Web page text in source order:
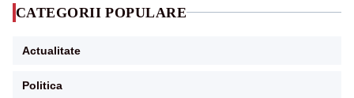
CATEGORII POPULARE
Actualitate
Politica